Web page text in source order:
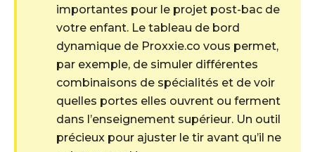
importantes pour le projet post-bac de
votre enfant. Le tableau de bord
dynamique de Proxxie.co vous permet,
par exemple, de simuler différentes
combinaisons de spécialités et de voir
quelles portes elles ouvrent ou ferment
dans l’enseignement supérieur. Un outil
précieux pour ajuster le tir avant qu’il ne